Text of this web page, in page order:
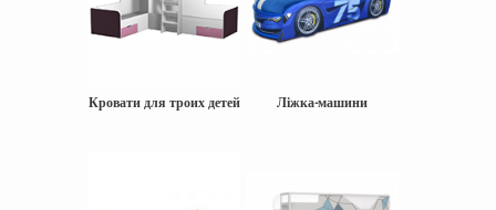
Кровати для троих детей Ліжка-машини